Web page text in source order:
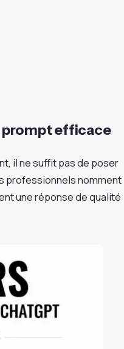
prompt efficace
il ne suffit pas de poser
professionnels nomment
une réponse de qualité